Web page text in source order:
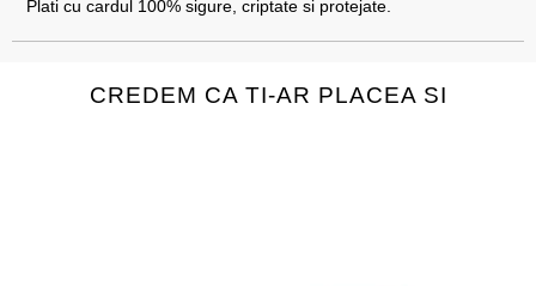
Plati cu cardul 100% sigure, criptate si protejate.
CREDEM CA TI-AR PLACEA SI